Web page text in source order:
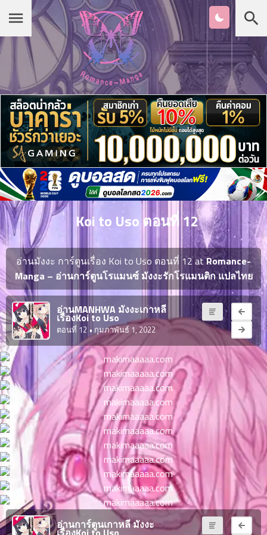
หน้าแรก
หมวดมังงะ
รายชื่อมังงะ Romance
เกาหลี
จีน
ญี่ปุ่น
จบแล้ว
มังงะ NTR
บุ๊กมาร์ก
อ่านมังงะ
Koi to Uso ตอนที่ 12
อ่านมังงะ การ์ตูนเรื่อง Koi to Uso ตอนที่ 12 atRomance-
Manga – อ่านการ์ตูนโรแมนซ์ มังงะรักโรแมนติก แปลไทย
อ่านMANHWA มังงะเกาหลี
เรื่องKoi to Uso
ตอนที่ 12 • กุมภาพันธ์ 1, 2022
อ่านการ์ตูนเกาหลี มังงะ
Chapter
List
ที่
น
2
ตอน
ที่
น
3
ตอน
ที่
ม
4
ตอน
ที่
ม
ตอน
ที่
น
6
ตอน
ที่
น
7
ตอน
ที่
น
8
ตอน
ที่
น
9
ตอน
ที่
น
10